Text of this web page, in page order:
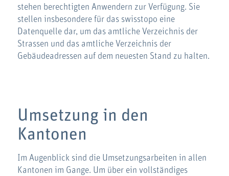
stehen berechtigten Anwendern zur Verfügung. Sie
stellen insbesondere für das swisstopo eine
Datenquelle dar, um das amtliche Verzeichnis der
Strassen und das amtliche Verzeichnis der
Gebäudeadressen auf dem neuesten Stand zu halten.
Umsetzung in den
Kantonen
Im Augenblick sind die Umsetzungsarbeiten in allen
Kantonen im Gange. Um über ein vollständiges